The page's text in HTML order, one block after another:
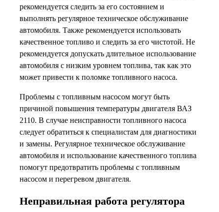
рекомендуется следить за его состоянием и
выполнять регулярное техническое обслуживание
автомобиля. Также рекомендуется использовать
качественное топливо и следить за его чистотой. Не
рекомендуется допускать длительное использование
автомобиля с низким уровнем топлива, так как это
может привести к поломке топливного насоса.
Проблемы с топливным насосом могут быть
причиной повышения температуры двигателя ВАЗ
2110. В случае неисправности топливного насоса
следует обратиться к специалистам для диагностики
и замены. Регулярное техническое обслуживание
автомобиля и использование качественного топлива
помогут предотвратить проблемы с топливным
насосом и перегревом двигателя.
Неправильная работа регулятора